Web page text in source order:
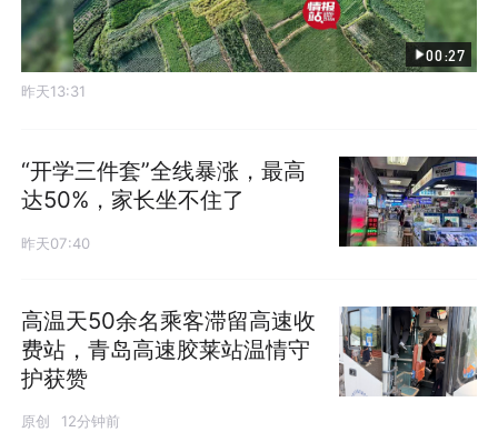
00:27
昨天13:31
“开学三件套”全线暴涨，最高
达50%，家长坐不住了
昨天07:40
高温天50余名乘客滞留高速收
费站，青岛高速胶莱站温情守
护获赞
原创 12分钟前